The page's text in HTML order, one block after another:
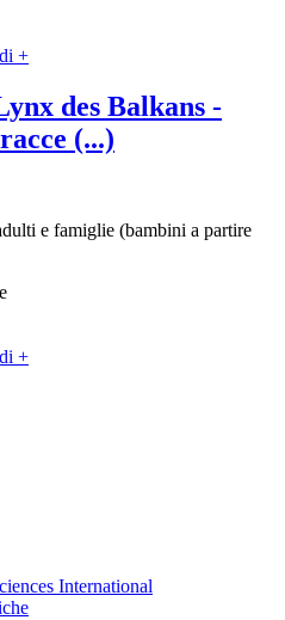
+
des Balkans -
(...)
e famiglie (bambini a partire
+
International